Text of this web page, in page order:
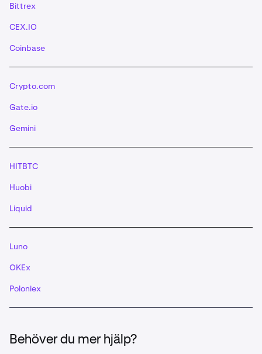
Bittrex
CEX.IO
Coinbase
Crypto.com
Gate.io
Gemini
HITBTC
Huobi
Liquid
Luno
OKEx
Poloniex
Behöver du mer hjälp?